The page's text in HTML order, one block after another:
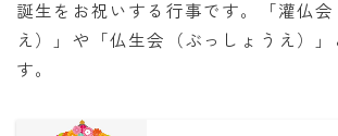
誕生をお祝いする行事です。「灌仏会
え）」や「仏生会（ぶっしょうえ）」
す。